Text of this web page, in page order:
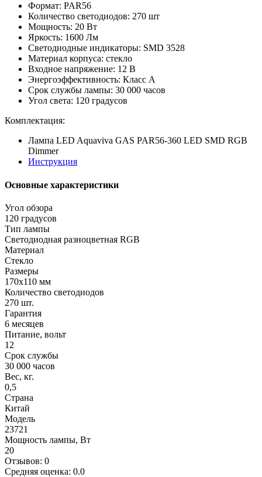
Формат: PAR56
Количество светодиодов: 270 шт
Мощность: 20 Вт
Яркость: 1600 Лм
Светодиодные индикаторы: SMD 3528
Материал корпуса: стекло
Входное напряжение: 12 В
Энергоэффективность: Класс A
Срок службы лампы: 30 000 часов
Угол света: 120 градусов
Комплектация:
Лампа LED Aquaviva GAS PAR56-360 LED SMD RGB
Dimmer
Инструкция
Основные характеристики
Угол обзора
120 градусов
Тип лампы
Светодиодная разноцветная RGB
Материал
Стекло
Размеры
170х110 мм
Количество светодиодов
270 шт.
Гарантия
6 месяцев
Питание, вольт
12
Срок службы
30 000 часов
Вес, кг.
0,5
Страна
Китай
Модель
23721
Мощность лампы, Вт
20
Отзывов: 0
Средняя оценка: 0.0